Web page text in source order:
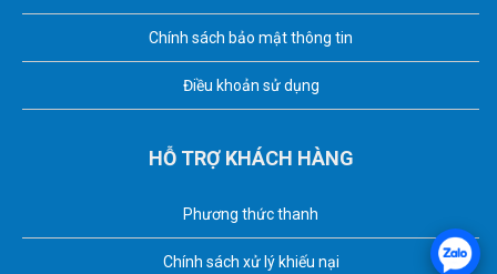
Chính sách bảo mật thông tin
Điều khoản sử dụng
HỖ TRỢ KHÁCH HÀNG
Phương thức thanh
Chính sách xử lý khiếu nại